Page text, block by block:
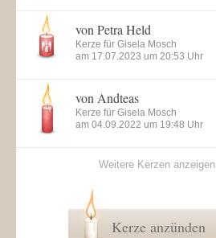
von Petra Held
Kerze für Gisela Mosch
am 17.07.2023 um 20:53 Uhr
von Andteas
Kerze für Gisela Mosch
am 04.09.2022 um 19:48 Uhr
Weitere Kerzen anzeigen
Kerze anzünden